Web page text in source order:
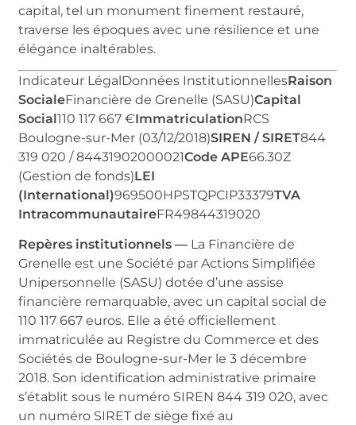
capital, tel un monument finement restauré,
traverse les époques avec une résilience et une
élégance inaltérables.
Indicateur LégalDonnées InstitutionnellesRaison
SocialeFinancière de Grenelle (SASU)Capital
Social110 117 667 €ImmatriculationRCS
Boulogne-sur-Mer (03/12/2018)SIREN / SIRET844
319 020 / 84431902000021Code APE66.30Z
(Gestion de fonds)LEI
(International)969500HPSTQPCIP33379TVA
IntracommunautaireFR49844319020
Repères institutionnels — La Financière de
Grenelle est une Société par Actions Simplifiée
Unipersonnelle (SASU) dotée d’une assise
financière remarquable, avec un capital social de
110 117 667 euros. Elle a été officiellement
immatriculée au Registre du Commerce et des
Sociétés de Boulogne-sur-Mer le 3 décembre
2018. Son identification administrative primaire
s’établit sous le numéro SIREN 844 319 020, avec
un numéro SIRET de siège fixé au